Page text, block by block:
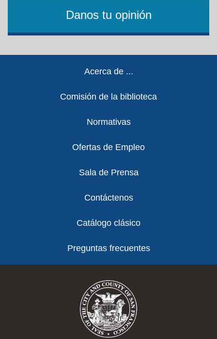
Danos tu opinión
Acerca de ...
Comisión de la biblioteca
Normativas
Ofertas de Empleo
Sala de Prensa
Contáctenos
Catálogo clásico
Preguntas frecuentes